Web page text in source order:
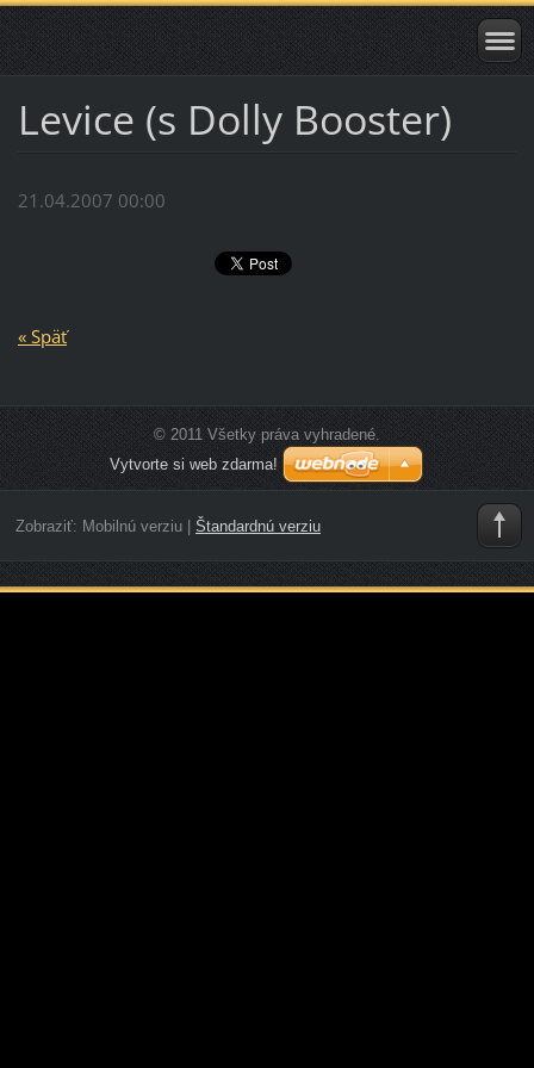
Levice (s Dolly Booster)
21.04.2007 00:00
« Späť
© 2011 Všetky práva vyhradené.
Vytvorte si web zdarma!
Zobraziť: Mobilnú verziu| Štandardnú verziu